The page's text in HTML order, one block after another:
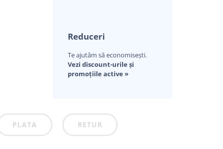
Reduceri
Te ajutăm să economisești.
Vezi discount-urile și
promoțiile active »
PLATA RETUR